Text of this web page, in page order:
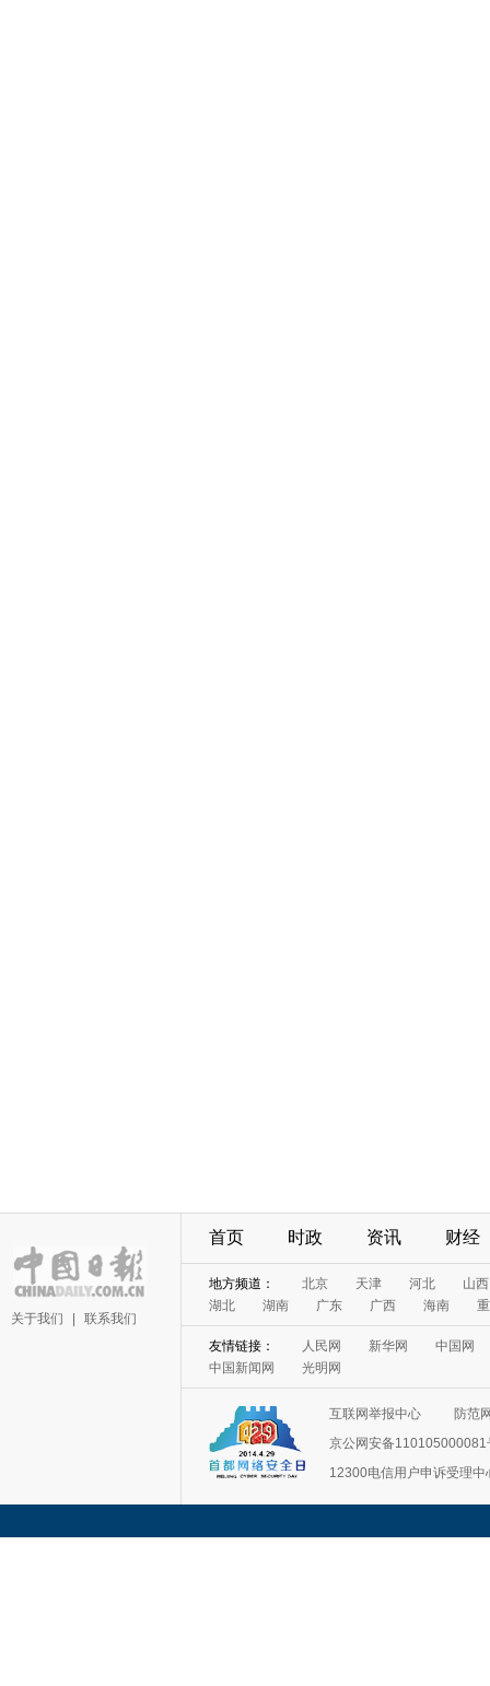
关于我们 联系我们
首页 时政 资讯 财经
地方频道： 北京 天津 河北
山西
湖北
湖南 广东 广西 海南
友情链接： 人民网 新华网
中国网
中国新闻网
光明网
互联网举报中心
防范
京公网安备110105000081
12300电信用户申诉受理中